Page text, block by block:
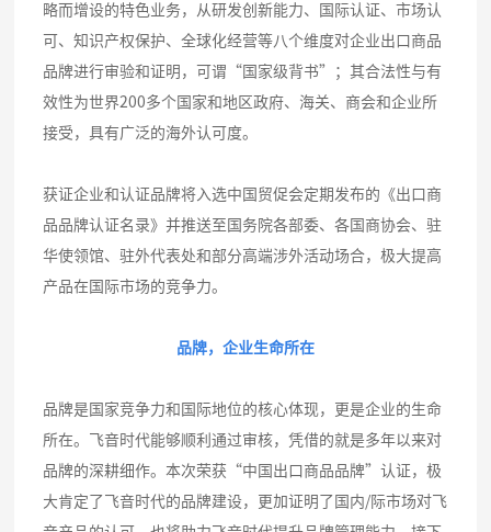
略而增设的特色业务，从研发创新能力、国际认证、市场认
可、知识产权保护、全球化经营等八个维度对企业出口商品
品牌进行审验和证明，可谓“国家级背书”；其合法性与有
效性为世界200多个国家和地区政府、海关、商会和企业所
接受，具有广泛的海外认可度。
获证企业和认证品牌将入选中国贸促会定期发布的《出口商
品品牌认证名录》并推送至国务院各部委、各国商协会、驻
华使领馆、驻外代表处和部分高端涉外活动场合，极大提高
产品在国际市场的竞争力。
品牌，企业生命所在
品牌是国家竞争力和国际地位的核心体现，更是企业的生命
所在。飞音时代能够顺利通过审核，凭借的就是多年以来对
品牌的深耕细作。本次荣获“中国出口商品品牌”认证，极
大肯定了飞音时代的品牌建设，更加证明了国内/际市场对飞